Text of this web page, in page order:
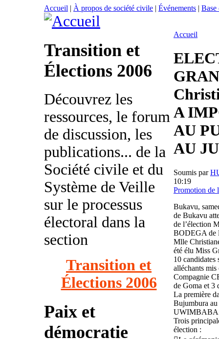
Accueil | À propos de société civile | Événements | Base
Transition et
Élections 2006
Découvrez les
ressources, le forum
de discussion, les
publications... de la
Société civile et du
Système de Veille
sur le processus
électoral dans la
section
Transition et
Élections 2006
Paix et
démocratie
Accueil
A
AU
AU
Soumis par
10:19
Promotion de
Bukavu,
de Bukavu
de l’élection
BODEGA de
Mlle
été élu Miss
10 candidates
alléchants
Compagnie
de Goma et 3
La première
Bujumbura
Trois
élection :